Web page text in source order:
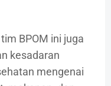
BPOM ini juga
kesadaran
mengenai